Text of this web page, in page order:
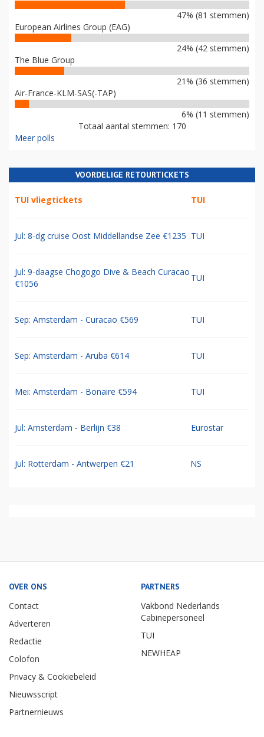
47% (81 stemmen)
European Airlines Group (EAG)
24% (42 stemmen)
The Blue Group
21% (36 stemmen)
Air-France-KLM-SAS(-TAP)
6% (11 stemmen)
Totaal aantal stemmen: 170
Meer polls
VOORDELIGE RETOURTICKETS
TUI vliegtickets TUI
Jul: 8-dg cruise Oost Middellandse Zee €1235 TUI
Jul: 9-daagse Chogogo Dive & Beach Curacao
€1056
TUI
Sep: Amsterdam - Curacao €569 TUI
Sep: Amsterdam - Aruba €614 TUI
Mei: Amsterdam - Bonaire €594 TUI
Jul: Amsterdam - Berlijn €38 Eurostar
Jul: Rotterdam - Antwerpen €21 NS
OVER ONS
Contact
Adverteren
Redactie
Colofon
Privacy & Cookiebeleid
Nieuwsscript
Partnernieuws
PARTNERS
Vakbond Nederlands
Cabinepersoneel
TUI
NEWHEAP